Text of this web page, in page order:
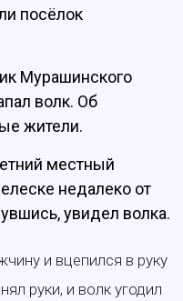
посёлок
Мурашинского
волк. Об
жители.
местный
недалеко от
увидел волка.
и вцепился в руку
руки, и волк угодил